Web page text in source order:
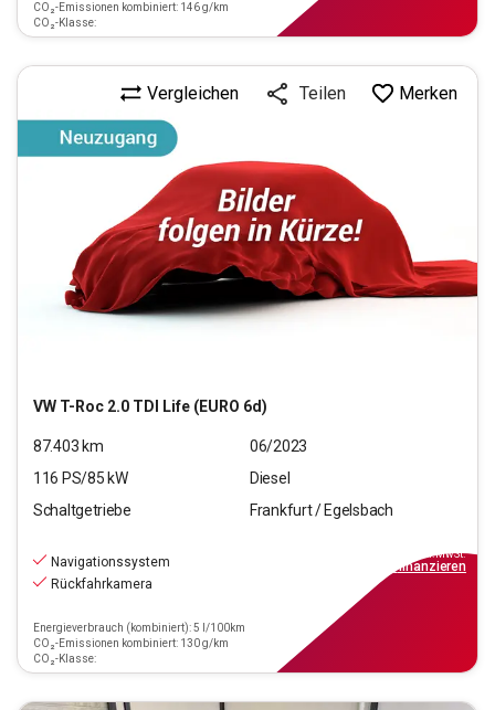
CO₂-Emissionen kombiniert: 146 g/km
CO₂-Klasse:
VW T-Roc 2.0 TDI Life (EURO 6d)
Vergleichen Teilen Merken
87.403 km
06/2023
116 PS/85 kW
Diesel
Schaltgetriebe
Frankfurt / Egelsbach
Navigationssystem
Rückfahrkamera
Energieverbrauch (kombiniert): 5 l/100km
CO₂-Emissionen kombiniert: 130 g/km
CO₂-Klasse:
inkl.MwSt.
finanzieren